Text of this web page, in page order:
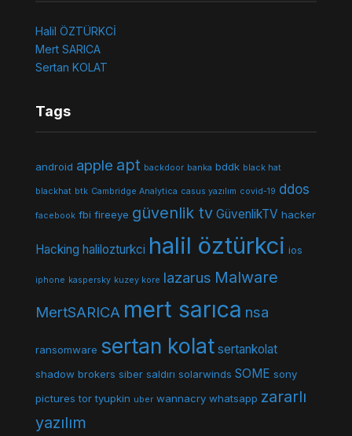
Halil ÖZTÜRKCİ
Mert SARICA
Sertan KOLAT
Tags
android apple apt backdoor banka bddk black hat
blackhat btk Cambridge Analytica casus yazılım covid-19 ddos
facebook fbi fireeye güvenlik tv GüvenlikTV hacker
Hacking halilozturkci halil öztürkci ios
iphone kaspersky kuzey kore lazarus Malware
MertSARICA mert sarıca nsa
ransomware sertan kolat sertankolat
shadow brokers siber saldırı solarwinds SOME sony
pictures tor tyupkin uber wannacry whatsapp zararlı
yazılım